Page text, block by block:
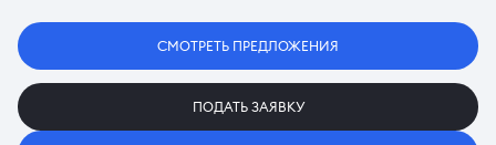
СМОТРЕТЬ ПРЕДЛОЖЕНИЯ
ПОДАТЬ ЗАЯВКУ